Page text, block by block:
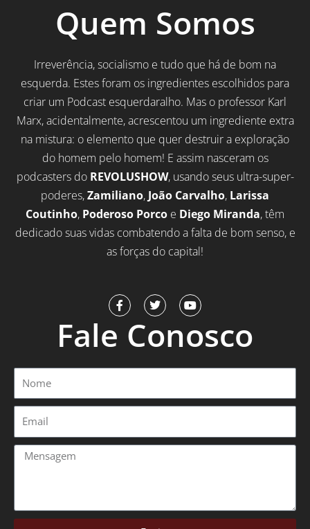
Quem Somos
Irreverência, socialismo e tudo que há de bom na
esquerda. Estes foram os ingredientes escolhidos para
criar um Podcast esquerdaralho. Mas o professor Karl
Marx, acidentalmente, acrescentou um ingrediente extra
na mistura: o elemento que quer destruir a exploração
do homem pelo homem! E assim nasceram os
podcasters do REVOLUSHOW, usando seus ultra-super-
poderes,Zamiliano, João Carvalho, Larissa
Coutinho, Poderoso Porco e Diego Miranda, têm
dedicado suas vidas combatendo a falta de bom senso, e
as forças do capital!
F
a
c
o
f
T
w
i
t
t
r
Y
o
u
t
u
e
Fale Conosco
Mensagem